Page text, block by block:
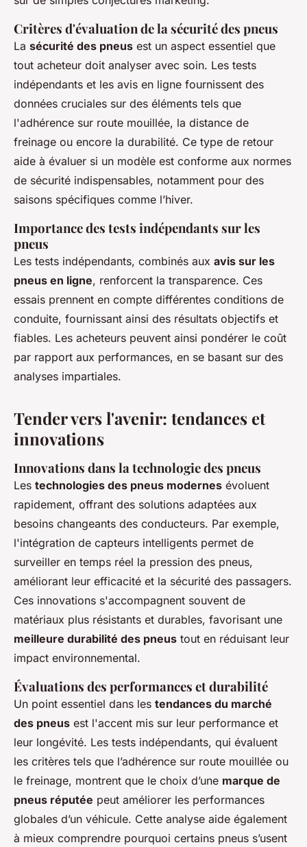
Critères d'évaluation de la sécurité des pneus
La sécurité des pneus est un aspect essentiel que
tout acheteur doit analyser avec soin. Les tests
indépendants et les avis en ligne fournissent des
données cruciales sur des éléments tels que
l'adhérence sur route mouillée, la distance de
freinage ou encore la durabilité. Ce type de retour
aide à évaluer si un modèle est conforme aux normes
de sécurité indispensables, notamment pour des
saisons spécifiques comme l’hiver.
Importance des tests indépendants sur les
pneus
Les tests indépendants, combinés aux avis sur les
pneus en ligne, renforcent la transparence. Ces
essais prennent en compte différentes conditions de
conduite, fournissant ainsi des résultats objectifs et
fiables. Les acheteurs peuvent ainsi pondérer le coût
par rapport aux performances, en se basant sur des
analyses impartiales.
Tender vers l'avenir: tendances et
innovations
Innovations dans la technologie des pneus
Les technologies des pneus modernes évoluent
rapidement, offrant des solutions adaptées aux
besoins changeants des conducteurs. Par exemple,
l'intégration de capteurs intelligents permet de
surveiller en temps réel la pression des pneus,
améliorant leur efficacité et la sécurité des passagers.
Ces innovations s'accompagnent souvent de
matériaux plus résistants et durables, favorisant une
meilleure durabilité des pneus tout en réduisant leur
impact environnemental.
Évaluations des performances et durabilité
Un point essentiel dans les tendances du marché
des pneus est l'accent mis sur leur performance et
leur longévité. Les tests indépendants, qui évaluent
les critères tels que l’adhérence sur route mouillée ou
le freinage, montrent que le choix d’une marque de
pneus réputée peut améliorer les performances
globales d’un véhicule. Cette analyse aide également
à mieux comprendre pourquoi certains pneus s’usent